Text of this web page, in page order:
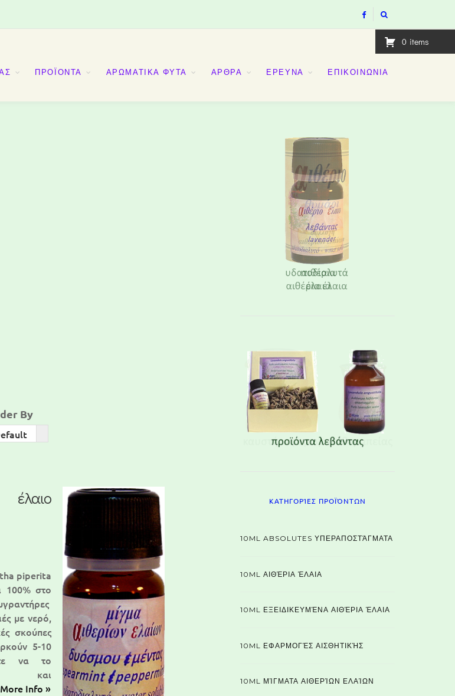
ΠΡΟΪΟΝΤΑ ΑΡΩΜΑΤΙΚΑ ΦΥΤΑ ΑΡΘΡΑ ΕΡΕΥΝΑ ΕΠΙΚΟΙΝΩΝΙΑ
By
piperita
100% στο
με νερό,
σκούπες
5-10
να το
και
More Info »
ΚΑΤΗΓΟΡΊΕΣ ΠΡΟΪΌΝΤΩΝ
10ML ABSOLUTES ΥΠΕΡΑΠΟΣΤΆΓΜΑΤΑ
10ML ΑΙΘΈΡΙΑ ΈΛΑΙΑ
10ML ΕΞΕΙΔΙΚΕΥΜΈΝΑ ΑΙΘΈΡΙΑ ΈΛΑΙΑ
10ML ΕΦΑΡΜΟΓΈΣ ΑΙΣΘΗΤΙΚΉΣ
10ML ΜΊΓΜΑΤΑ ΑΙΘΕΡΊΩΝ ΕΛΑΊΩΝ
0 items